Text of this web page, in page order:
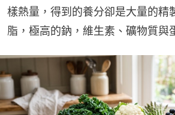
樣熱量，得到的養分卻是大量的精
脂，極高的鈉，維生素、礦物質與